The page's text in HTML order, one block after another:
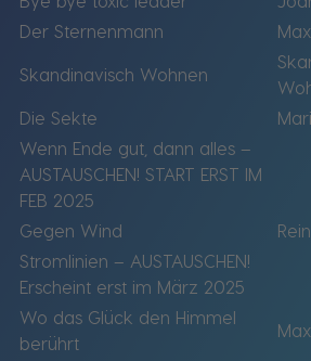
Der Sternenmann
Skandinavisch Wohnen
Die Sekte
Wenn Ende gut, dann alles –
AUSTAUSCHEN! START ERST IM
FEB 2025
Gegen Wind
Stromlinien – AUSTAUSCHEN!
Erscheint erst im März 2025
Wo das Glück den Himmel
berührt